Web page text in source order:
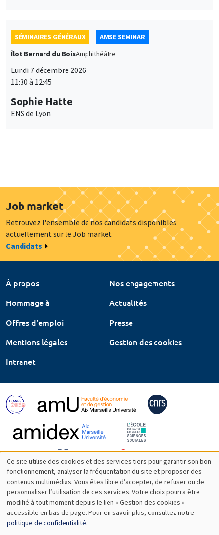
SÉMINAIRES GÉNÉRAUX
AMSE SEMINAR
Îlot Bernard du BoisAmphithéâtre
Lundi 7 décembre 2026
11:30 à 12:45
Sophie Hatte
ENS de Lyon
Job market
Retrouvez l'ensemble de nos candidats disponibles
actuellement sur le Job market
Candidats
À propos
Nos engagements
Hommage à
Actualités
Offres d'emploi
Presse
Mentions légales
Gestion des cookies
Intranet
Utilisation
des
données
personnelles
Ce site utilise des cookies et des services tiers pour garantir son bon
fonctionnement, analyser la fréquentation du site et proposer des
contenus multimédias. Vous êtes libre d’accepter, de refuser ou de
personnaliser l’utilisation de ces services. Votre choix pourra être
modifié à tout moment depuis le lien « Gestion des cookies »
accessible en bas de page. Pour en savoir plus, consultez notre
politique de confidentialité.